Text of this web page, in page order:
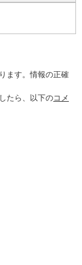
ます。情報の正確
たら、以下のコメ